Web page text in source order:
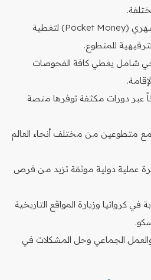
صرف مصروف جيب شهري (Pocket Money) لتغطية
للمتطوع.
شامل يغطي كافة الفحوصات
عبر دورات مكثفة توفرها منصة
مع متطوعين من مختلف أنحاء العالم
عملية دولية موثقة تزيد من فرص
كرواتيا وزيارة المواقع التاريخية
الجماعي وحل المشكلات في